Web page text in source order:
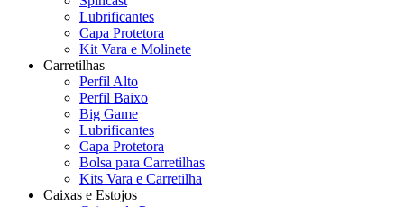
Lubrificantes
Capa Protetora
Kit Vara e Molinete
Carretilhas
Perfil Alto
Perfil Baixo
Big Game
Lubrificantes
Capa Protetora
Bolsa para Carretilhas
Kits Vara e Carretilha
Caixas e Estojos